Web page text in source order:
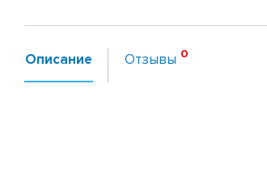
Описание Отзывы